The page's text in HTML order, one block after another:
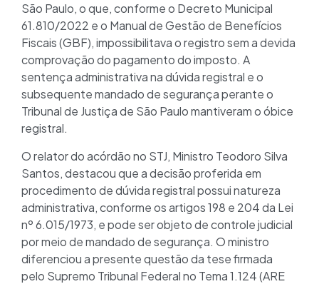
São Paulo, o que, conforme o Decreto Municipal
61.810/2022 e o Manual de Gestão de Benefícios
Fiscais (GBF), impossibilitava o registro sem a devida
comprovação do pagamento do imposto. A
sentença administrativa na dúvida registral e o
subsequente mandado de segurança perante o
Tribunal de Justiça de São Paulo mantiveram o óbice
registral.
O relator do acórdão no STJ, Ministro Teodoro Silva
Santos, destacou que a decisão proferida em
procedimento de dúvida registral possui natureza
administrativa, conforme os artigos 198 e 204 da Lei
nº 6.015/1973, e pode ser objeto de controle judicial
por meio de mandado de segurança. O ministro
diferenciou a presente questão da tese firmada
pelo Supremo Tribunal Federal no Tema 1.124 (ARE